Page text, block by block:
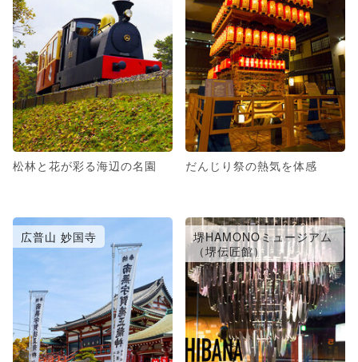
松林と花が彩る海辺の名園 だんじり祭の熱気を体感
広普山 妙国寺
堺HAMONOミュージアム
（堺伝匠館）